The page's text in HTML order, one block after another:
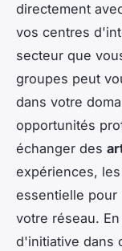
directement
vos centres
secteur que
groupes peut
dans votre
opportunités
échanger des
expériences,
essentielle
votre réseau.
d'initiative dans